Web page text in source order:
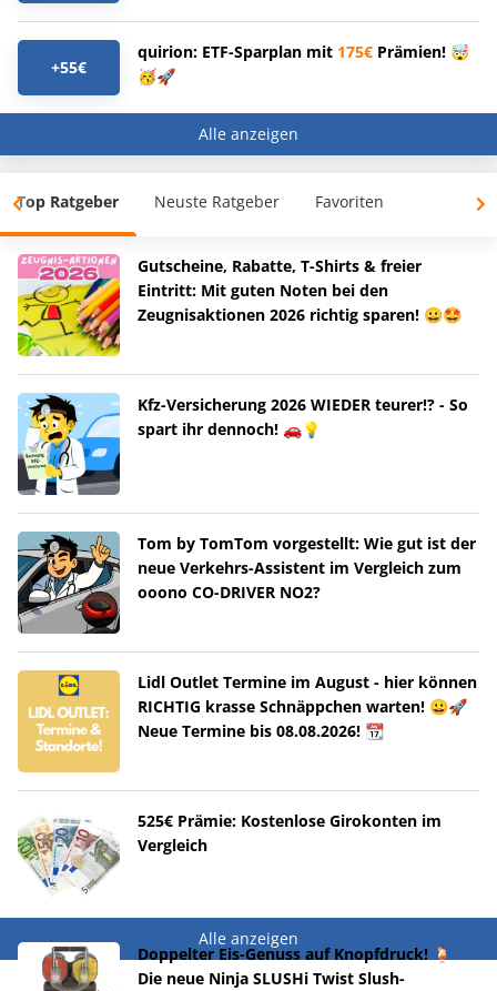
+55€
quirion: ETF-Sparplan mit 175€ Prämien! 🤯
🥳🚀
Alle anzeigen
Top Ratgeber Neuste Ratgeber Favoriten
Gutscheine, Rabatte, T-Shirts & freier
Eintritt: Mit guten Noten bei den
Zeugnisaktionen 2026 richtig sparen! 😀🤩
Kfz-Versicherung 2026 WIEDER teurer!? - So
spart ihr dennoch! 🚗💡
Tom by TomTom vorgestellt: Wie gut ist der
neue Verkehrs-Assistent im Vergleich zum
ooono CO-DRIVER NO2?
Lidl Outlet Termine im August - hier können
RICHTIG krasse Schnäppchen warten! 😀🚀
Neue Termine bis 08.08.2026! 📆
525€ Prämie: Kostenlose Girokonten im
Vergleich
Alle anzeigen
Doppelter Eis-Genuss auf Knopfdruck! 🍹
Die neue Ninja SLUSHi Twist Slush-